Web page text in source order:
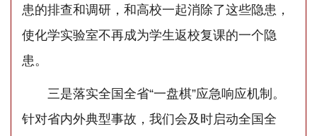
患的排查和调研，和高校一起消除了这些隐患，
使化学实验室不再成为学生返校复课的一个隐
患。
三是落实全国全省“一盘棋”应急响应机制。
针对省内外典型事故，我们会及时启动全国全